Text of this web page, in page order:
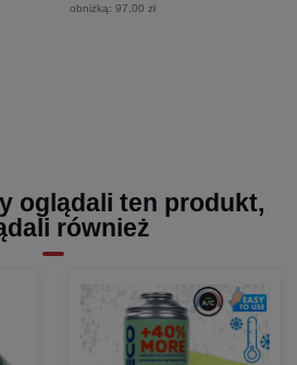
obniżką: 97,00 zł
oglądali ten produkt,
również